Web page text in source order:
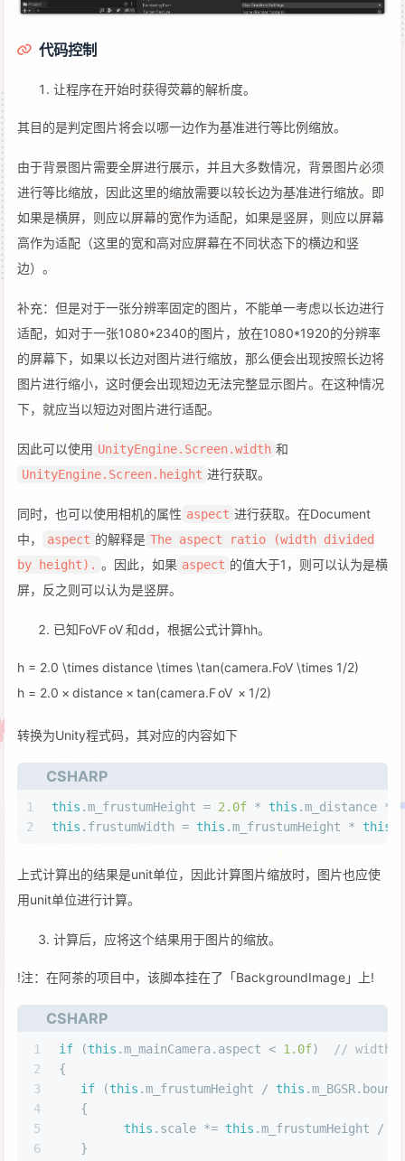
代码控制
让程序在开始时获得荧幕的解析度。
其目的是判定图片将会以哪一边作为基准进行等比例缩放。
由于背景图片需要全屏进行展示，并且大多数情况，背景图片必须
进行等比缩放，因此这里的缩放需要以较长边为基准进行缩放。即
如果是横屏，则应以屏幕的宽作为适配，如果是竖屏，则应以屏幕
高作为适配（这里的宽和高对应屏幕在不同状态下的横边和竖
边）。
补充：但是对于一张分辨率固定的图片，不能单一考虑以长边进行
适配，如对于一张1080*2340的图片，放在1080*1920的分辨率
的屏幕下，如果以长边对图片进行缩放，那么便会出现按照长边将
图片进行缩小，这时便会出现短边无法完整显示图片。在这种情况
下，就应当以短边对图片进行适配。
因此可以使用 UnityEngine.Screen.width 和
UnityEngine.Screen.height 进行获取。
同时，也可以使用相机的属性 aspect 进行获取。在Document
中，
aspect 的解释是 The aspect ratio (width divided
by height). 。因此，如果 aspect 的值大于1，则可以认为是横
屏，反之则可以认为是竖屏。
已知FoVFoV和dd，根据公式计算hh。
h = 2.0 \times distance \times \tan(camera.FoV \times 1/2)
h = 2.0 × distance × tan(camera.FoV × 1/2)
转换为Unity程式码，其对应的内容如下
CSHARP
1
2
this .m_frustumHeight = 2.0f * this .m_distance *
this .frustumWidth = this .m_frustumHeight * this
上式计算出的结果是unit单位，因此计算图片缩放时，图片也应使
用unit单位进行计算。
计算后，应将这个结果用于图片的缩放。
!注：在阿茶的项目中，该脚本挂在了「BackgroundImage」上!
CSHARP
1
2
3
4
5
6
if (this .m_mainCamera.aspect < 1.0f)
// width
{
if (this .m_frustumHeight / this
   {
this .scale *= this .m_frustumHeight /
   }